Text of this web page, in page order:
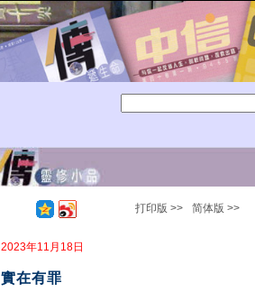
打印版 >> 简体版 >>
2023年11月18日
實在有罪